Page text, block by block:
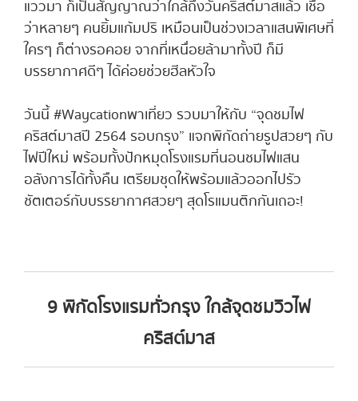
แววมา ก็เป็นสัญญาณว่าใกล้ถึงวันคริสต์มาสแล้ว เชื่อ
ว่าหลายๆ คนยิ้มแก้มปริ เหมือนเป็นช่วงเวลาแสนพิเศษที่
ใครๆ ก็ต่างรอคอย จากที่เหนื่อยล้ามาทั้งปี ก็มี
บรรยากาศดีๆ ได้ค่อยช่วยฮีลหัวใจ
วันนี้ #Waycationพาเที่ยว รวบมาให้กับ “จุดชมไฟ
คริสต์มาสปี 2564 รอบกรุง” แจกพิกัดถ่ายรูปสวยๆ กับ
ไฟปีใหม่ พร้อมทั้งปักหมุดโรงแรมที่นอนชมไฟแสน
อลังการได้ทั้งคืน เตรียมชุดให้พร้อมแล้วออกไปรัว
ชัตเตอร์กับบรรยากาศสวยๆ สุดโรแมนติกกันเถอะ!
9 พิกัด โรงแรมทั่วกรุง ใกล้จุดชมวิวไฟ
คริสต์มาส